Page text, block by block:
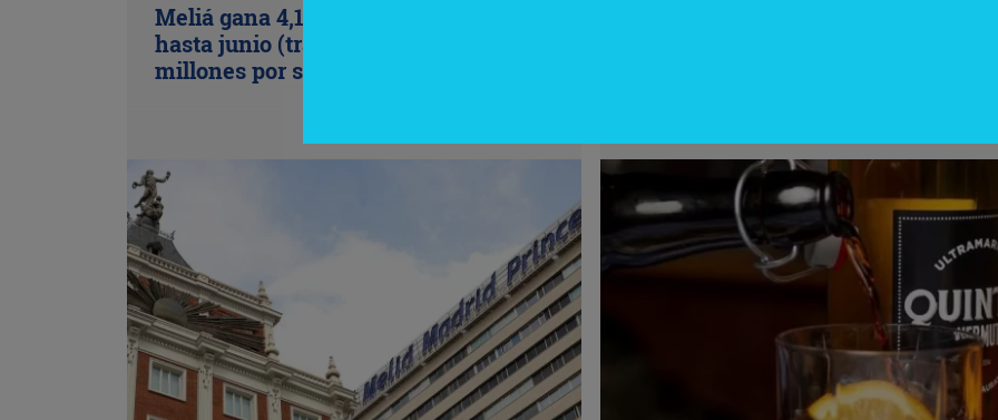
Meliá gana 4,1 millones de euros
hasta junio (tras provisionar 79,4
millones por su salida de Cuba)